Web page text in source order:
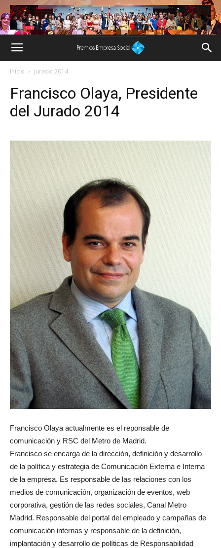
Inicio Jurado 2014
Francisco Olaya, Presidente
del Jurado 2014
Francisco Olaya actualmente es el reponsable de
comunicación y RSC del Metro de Madrid.
Francisco se encarga de la dirección, definición y desarrollo
de la política y estrategia de Comunicación Externa e Interna
de la empresa. Es responsable de las relaciones con los
medios de comunicación, organización de eventos, web
corporativa, gestión de las redes sociales, Canal Metro
Madrid. Responsable del portal del empleado y campañas de
comunicación internas y responsable de la definición,
implantación y desarrollo de políticas de Responsabilidad